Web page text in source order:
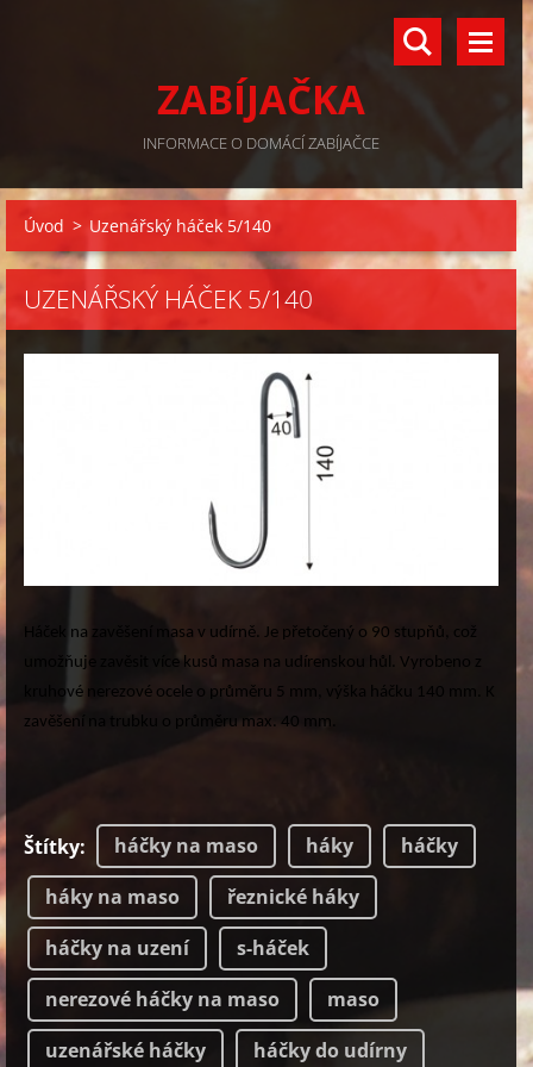
ZABÍJAČKA
INFORMACE O DOMÁCÍ ZABÍJAČCE
Úvod > Uzenářský háček 5/140
UZENÁŘSKÝ HÁČEK 5/140
Háček na zavěšení masa v udírně. Je přetočený o 90 stupňů, což
umožňuje zavěsit více kusů masa na udírenskou hůl. Vyrobeno z
kruhové nerezové ocele o průměru 5 mm, výška háčku 140 mm. K
zavěšení na trubku o průměru max. 40 mm.
Štítky: háčky na maso háky
háčky
háky na maso
řeznické háky
háčky na uzení
s-háček
nerezové háčky na maso
maso
uzenářské háčky
háčky do udírny